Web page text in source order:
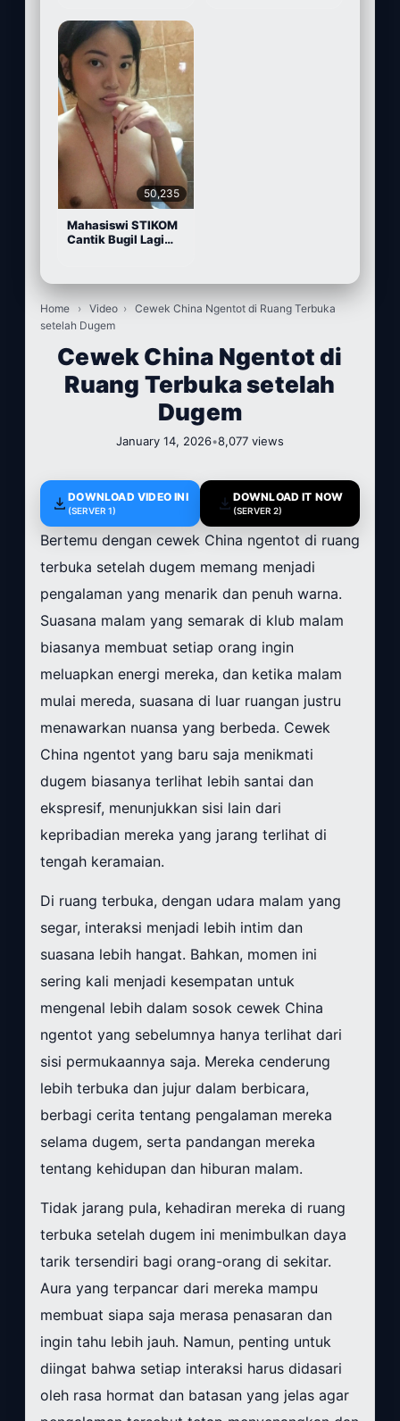
50,235
Mahasiswi STIKOM
Cantik Bugil Lagi
Home › Video › Cewek China Ngentot di Ruang Terbuka
setelah Dugem
Cewek China Ngentot di
Ruang Terbuka setelah
Dugem
January 14, 2026•8,077 views
DOWNLOAD VIDEO INI
(SERVER 1)
DOWNLOAD IT NOW
(SERVER 2)
Bertemu dengan cewek China ngentot di ruang
terbuka setelah dugem memang menjadi
pengalaman yang menarik dan penuh warna.
Suasana malam yang semarak di klub malam
biasanya membuat setiap orang ingin
meluapkan energi mereka, dan ketika malam
mulai mereda, suasana di luar ruangan justru
menawarkan nuansa yang berbeda. Cewek
China ngentot yang baru saja menikmati
dugem biasanya terlihat lebih santai dan
ekspresif, menunjukkan sisi lain dari
kepribadian mereka yang jarang terlihat di
tengah keramaian.
Di ruang terbuka, dengan udara malam yang
segar, interaksi menjadi lebih intim dan
suasana lebih hangat. Bahkan, momen ini
sering kali menjadi kesempatan untuk
mengenal lebih dalam sosok cewek China
ngentot yang sebelumnya hanya terlihat dari
sisi permukaannya saja. Mereka cenderung
lebih terbuka dan jujur dalam berbicara,
berbagi cerita tentang pengalaman mereka
selama dugem, serta pandangan mereka
tentang kehidupan dan hiburan malam.
Tidak jarang pula, kehadiran mereka di ruang
terbuka setelah dugem ini menimbulkan daya
tarik tersendiri bagi orang-orang di sekitar.
Aura yang terpancar dari mereka mampu
membuat siapa saja merasa penasaran dan
ingin tahu lebih jauh. Namun, penting untuk
diingat bahwa setiap interaksi harus didasari
oleh rasa hormat dan batasan yang jelas agar